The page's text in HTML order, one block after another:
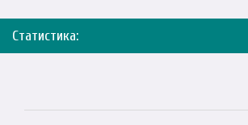
Статистика: